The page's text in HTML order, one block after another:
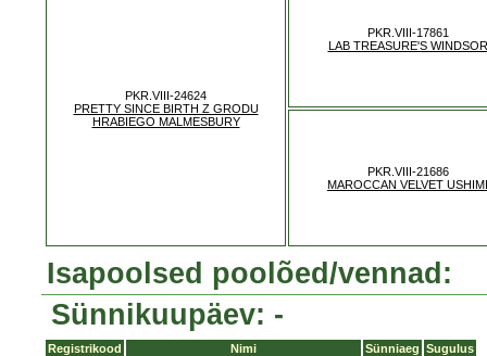
PKR.VIII-24624
PRETTY SINCE BIRTH Z GRODU
HRABIEGO MALMESBURY
PKR.VIII-17861
LAB TREASURE'S WINDSOR
PKR.VIII-21686
MAROCCAN VELVET USHIMI
Isapoolsed poolõed/vennad:
Sünnikuupäev: -
Registrikood Nimi Sünniaeg Sugulus